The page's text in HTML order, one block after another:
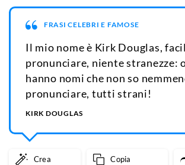
FRASI CELEBRI E FAMOSE
Il mio nome è Kirk Douglas,
pronunciare, niente stranezze:
hanno nomi che non so
pronunciare, tutti strani!
KIRK DOUGLAS
Crea Copia